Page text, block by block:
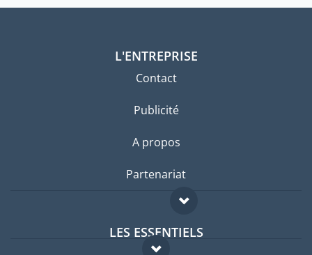
L'ENTREPRISE
Contact
Publicité
A propos
Partenariat
LES ESSENTIELS